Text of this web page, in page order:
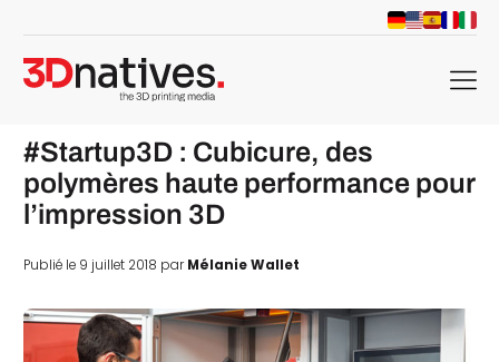
menu
#Startup3D : Cubicure, des
polymères haute performance pour
l’impression 3D
Publié le 9 juillet 2018 parMélanie Wallet